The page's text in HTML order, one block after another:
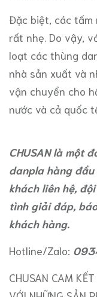
Đặc biệt, các tấm
rất nhẹ. Do vậy,
loạt các thùng
nhà sản xuất và
vận chuyển cho
nước và cả quốc
CHUSAN là một
danpla hàng
khách liên hệ,
tình giải đáp,
khách hàng.
Hotline/Zalo:
CHUSAN CAM